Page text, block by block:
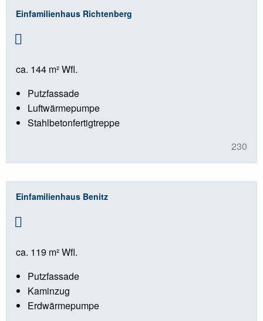
Einfamilienhaus Richtenberg
ca. 144 m² Wfl.
Putzfassade
Luftwärmepumpe
Stahlbetonfertigtreppe
230
Einfamilienhaus Benitz
ca. 119 m² Wfl.
Putzfassade
Kaminzug
Erdwärmepumpe